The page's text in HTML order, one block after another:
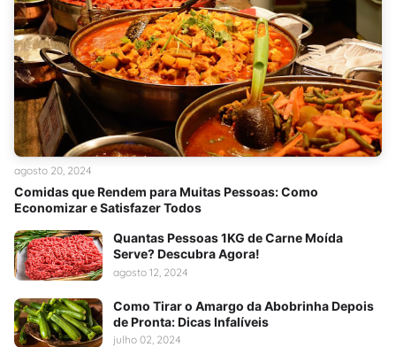
Comidas que Rendem para Muitas Pessoas: Como
Economizar e Satisfazer Todos
agosto 20, 2024
Quantas Pessoas 1KG de Carne Moída
Serve? Descubra Agora!
agosto 12, 2024
Como Tirar o Amargo da Abobrinha Depois
de Pronta: Dicas Infalíveis
julho 02, 2024